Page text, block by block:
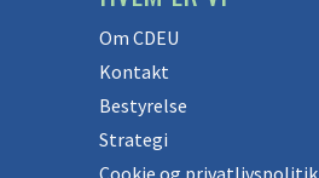
Om CDEU
Kontakt
Bestyrelse
Strategi